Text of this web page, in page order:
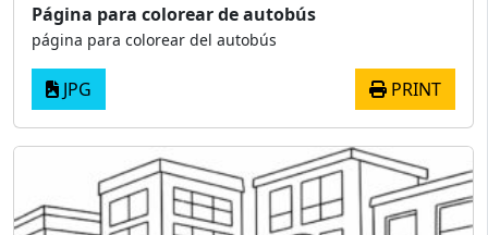
Página para colorear de autobús
página para colorear del autobús
JPG PRINT